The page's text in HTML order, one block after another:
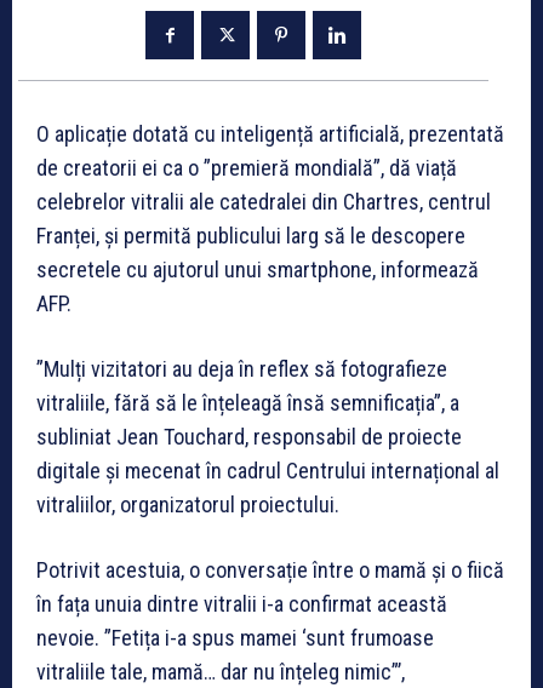
O aplicație dotată cu inteligență artificială, prezentată
de creatorii ei ca o ”premieră mondială”, dă viață
celebrelor vitralii ale catedralei din Chartres, centrul
Franței, și permită publicului larg să le descopere
secretele cu ajutorul unui smartphone, informează
AFP.
”Mulți vizitatori au deja în reflex să fotografieze
vitraliile, fără să le înțeleagă însă semnificația”, a
subliniat Jean Touchard, responsabil de proiecte
digitale și mecenat în cadrul Centrului internațional al
vitraliilor, organizatorul proiectului.
Potrivit acestuia, o conversație între o mamă și o fiică
în fața unuia dintre vitralii i-a confirmat această
nevoie. ”Fetița i-a spus mamei ‘sunt frumoase
vitraliile tale, mamă… dar nu înțeleg nimic”’,